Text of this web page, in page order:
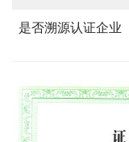
是否溯源认证企业